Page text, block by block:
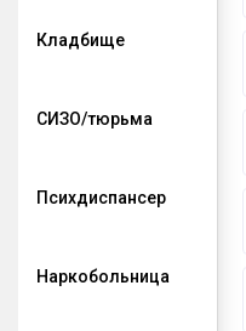
Кладбище
СИЗО/тюрьма
Психдиспансер
Наркобольница